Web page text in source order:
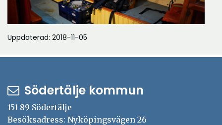
Uppdaterad: 2018-11-05
Södertälje kommun
151 89 Södertälje
Besöksadress: Nyköpingsvägen 26